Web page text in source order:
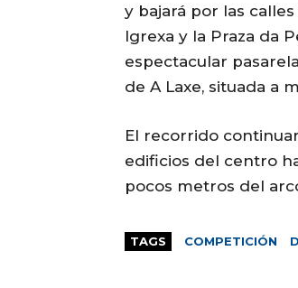
y bajará por las
Igrexa y la Praza da
espectacular
de A Laxe, situada a
El recorrido
edificios del centro
pocos metros del
TAGS COMPETICIÓN